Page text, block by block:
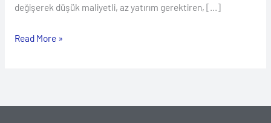
değişerek düşük maliyetli, az yatırım gerektiren, […]
Read More »